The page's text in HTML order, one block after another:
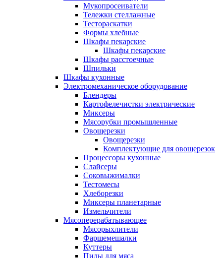
Мукопросеиватели
Тележки стеллажные
Тестораскатки
Формы хлебные
Шкафы пекарские
Шкафы пекарские
Шкафы расстоечные
Шпильки
Шкафы кухонные
Электромеханическое оборудование
Блендеры
Картофелечистки электрические
Миксеры
Мясорубки промышленные
Овощерезки
Овощерезки
Комплектующие для овощерезок
Процессоры кухонные
Слайсеры
Соковыжималки
Тестомесы
Хлеборезки
Миксеры планетарные
Измельчители
Мясоперерабатывающее
Мясорыхлители
Фаршемешалки
Куттеры
Пилы для мяса